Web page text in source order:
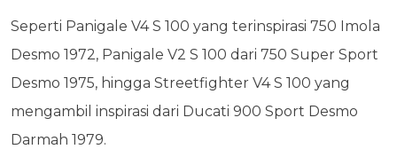
Seperti Panigale V4 S 100 yang terinspirasi 750 Imola
Desmo 1972, Panigale V2 S 100 dari 750 Super Sport
Desmo 1975, hingga Streetfighter V4 S 100 yang
mengambil inspirasi dari Ducati 900 Sport Desmo
Darmah 1979.